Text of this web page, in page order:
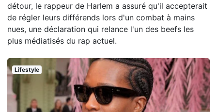
détour, le rappeur de Harlem a assuré qu'il accepterait
de régler leurs différends lors d'un combat à mains
nues, une déclaration qui relance l'un des beefs les
plus médiatisés du rap actuel.
Lifestyle